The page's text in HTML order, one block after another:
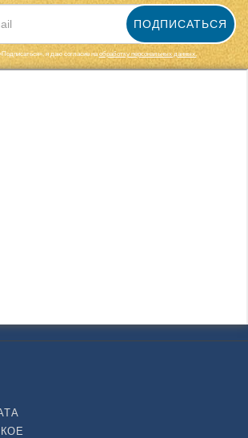
ПОДПИСАТЬСЯ
я даю cогласие наобработку персональных данных.